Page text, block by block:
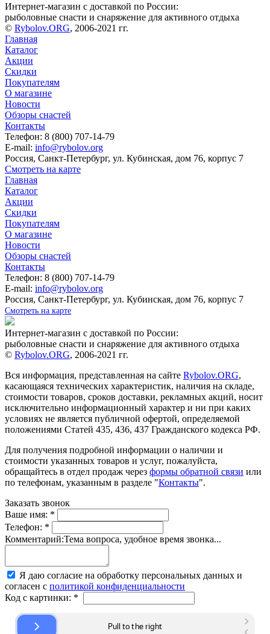
Интернет-магазин с доставкой по России:
рыболовные снасти и снаряжение для активного отдыха
© Rybolov.ORG, 2006-2021 гг.
Главная
Каталог
Акции
Скидки
Покупателям
О магазине
Новости
Обзоры снастей
Контакты
Телефон: 8 (800) 707-14-79
E-mail: info@rybolov.org
Россия, Санкт-Петербург, ул. Кубинская, дом 76, корпус 7
Смотреть на карте
Главная
Каталог
Акции
Скидки
Покупателям
О магазине
Новости
Обзоры снастей
Контакты
Телефон: 8 (800) 707-14-79
E-mail: info@rybolov.org
Россия, Санкт-Петербург, ул. Кубинская, дом 76, корпус 7
Смотреть на карте
Интернет-магазин с доставкой по России:
рыболовные снасти и снаряжение для активного отдыха
© Rybolov.ORG, 2006-2021 гг.
Вся информация, представленная на сайте Rybolov.ORG,
касающаяся технических характеристик, наличия на складе,
стоимости товаров, сроков доставки, рекламных акций, носит
исключительно информационный характер и ни при каких
условиях не является публичной офертой, определяемой
положениями Статей 435, 436, 437 Гражданского кодекса РФ.
Для получения подробной информации о наличии и
стоимости указанных товаров и услуг, пожалуйста,
обращайтесь в отдел продаж через формы обратной связи или
по телефонам, указанным в разделе "Контакты".
Заказать звонок
Ваше имя: *
Телефон: *
Комментарий:Тема вопроса, удобное время звонка...
Я даю согласие на обработку персональных данных и
согласен с политикой конфиденциальности
Код с картинки: *